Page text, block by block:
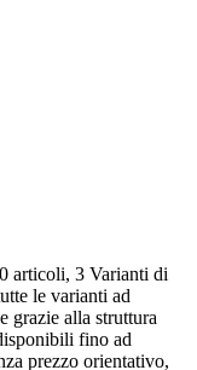
articoli, 3 Varianti di
le varianti ad
grazie alla struttura
fino ad
prezzo orientativo,